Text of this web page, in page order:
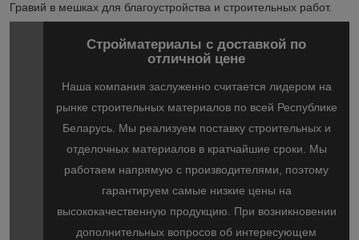
Гравий в мешках для благоустройства и строительных работ.
Стройматериалы с доставкой по
отличной цене
Наша компания заслуженно считается лидером на
рынке строительных материалов по всей Республике
Беларусь. Мы реализуем поставку строительных и
отделочных материалов в кратчайшие сроки. Мы
работаем напрямую с производителями, поэтому
гарантируем самые низкие цены на
высококачественную продукцию. При возникновении
дополнительных вопросов об интересующем